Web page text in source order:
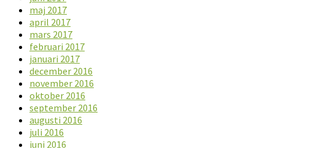
maj 2017
april 2017
mars 2017
februari 2017
januari 2017
december 2016
november 2016
oktober 2016
september 2016
augusti 2016
juli 2016
juni 2016